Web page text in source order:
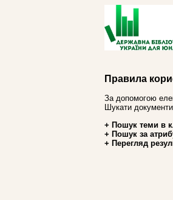
Правила
За допомогою
Шукати документи
+ Пошук теми в
+ Пошук за
+ Перегляд